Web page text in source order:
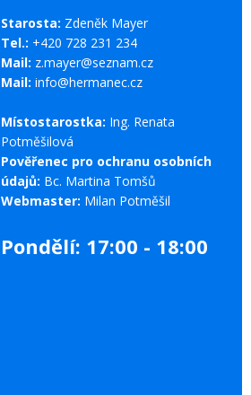
Starosta: Zdeněk Mayer
Tel.: +420 728 231 234
Mail: z.mayer@seznam.cz
Mail: info@hermanec.cz
Místostarostka: Ing. Renata
Potměšilová
Pověřenec pro ochranu osobních
údajů: Bc. Martina Tomšů
Webmaster: Milan Potměšil
Pondělí: 17:00 - 18:00